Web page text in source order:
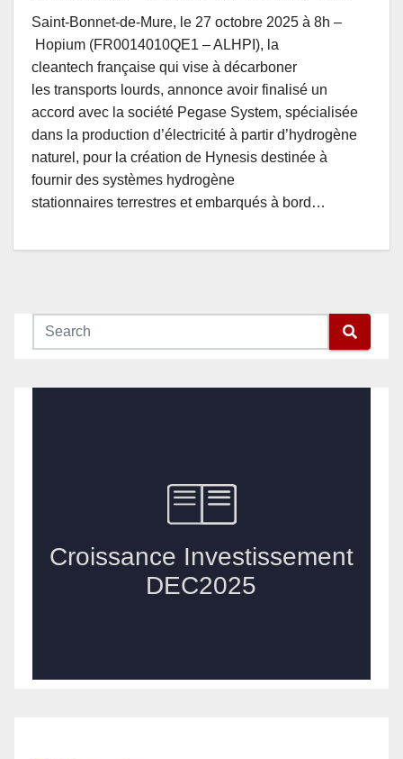
Saint-Bonnet-de-Mure, le 27 octobre 2025 à 8h –
Hopium (FR0014010QE1 – ALHPI), la
cleantech française qui vise à décarboner
les transports lourds, annonce avoir finalisé un
accord avec la société Pegase System, spécialisée
dans la production d’électricité à partir d’hydrogène
naturel, pour la création de Hynesis destinée à
fournir des systèmes hydrogène
stationnaires terrestres et embarqués à bord…